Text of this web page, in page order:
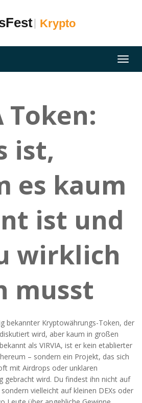
Token:
ist,
es kaum
ist und
wirklich
musst
bekannter Kryptowährungs-Token, der
wird, aber kaum in großen
als VIRVIA, ist er kein etablierter
– sondern ein Projekt, das sich
mit Airdrops oder unklaren
gebracht wird. Du findest ihn nicht auf
vielleicht auf kleinen DEXs oder